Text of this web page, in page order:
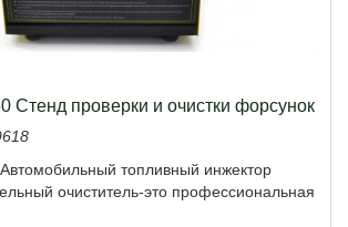
Стенд проверки и очистки форсунок
топливный инжектор
очиститель-это профессиональная